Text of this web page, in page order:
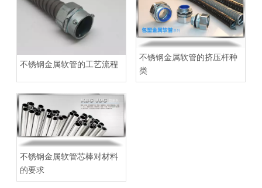
不锈钢金属软管的工艺流程
不锈钢金属软管的挤压杆种
类
不锈钢金属软管芯棒对材料
的要求